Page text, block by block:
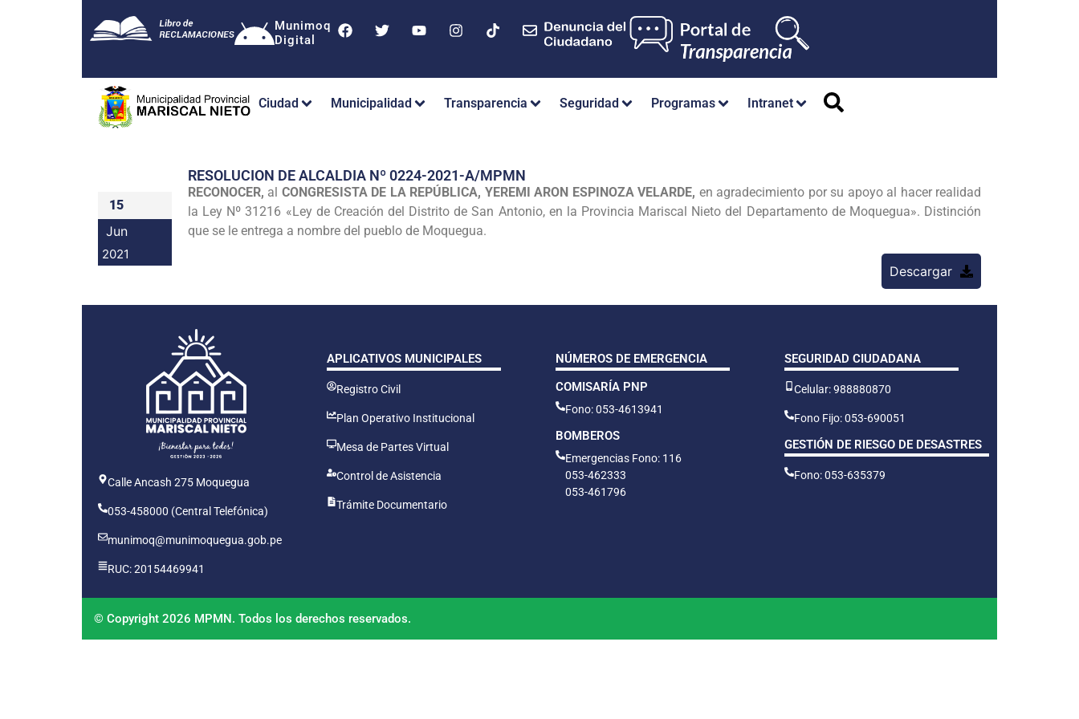
Munimoq
Digital
Ciudad Municipalidad Transparencia Seguridad Programas Intranet
15
Jun
2021
RESOLUCION DE ALCALDIA Nº 0224-2021-A/MPMN
RECONOCER, al CONGRESISTA DE LA REPÚBLICA, YEREMI ARON ESPINOZA VELARDE, en agradecimiento por su apoyo al hacer realidad
la Ley Nº 31216 «Ley de Creación del Distrito de San Antonio, en la Provincia Mariscal Nieto del Departamento de Moquegua». Distinción
que se le entrega a nombre del pueblo de Moquegua.
Descargar
Calle Ancash 275 Moquegua
053-458000 (Central Telefónica)
munimoq@munimoquegua.gob.pe
RUC: 20154469941
APLICATIVOS MUNICIPALES
Registro Civil
Plan Operativo Institucional
Mesa de Partes Virtual
Control de Asistencia
Trámite Documentario
NÚMEROS DE EMERGENCIA
COMISARÍA PNP
Fono: 053-4613941
BOMBEROS
Emergencias Fono: 116
053-462333
053-461796
SEGURIDAD CIUDADANA
Celular: 988880870
Fono Fijo: 053-690051
GESTIÓN DE RIESGO DE DESASTRES
Fono: 053-635379
© Copyright 2026 MPMN. Todos los derechos reservados.